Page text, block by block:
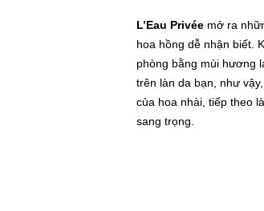
L’Eau Privée mở ra
hoa hồng dễ nhận biết.
phòng bằng mùi hương
trên làn da bạn, như
của hoa nhài, tiếp theo
sang trọng.